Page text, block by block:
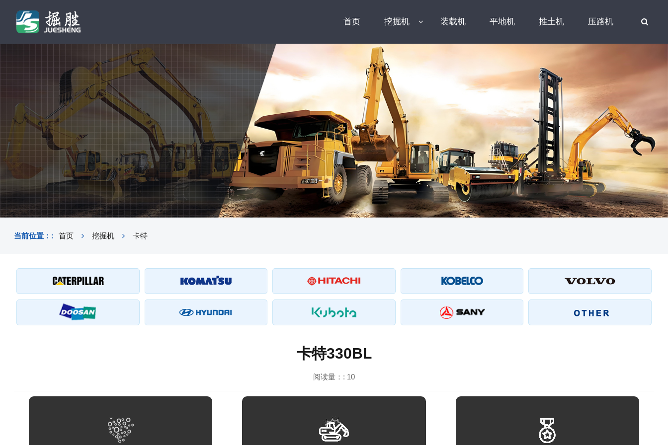
首页 挖掘机 装载机 平地机 推土机 压路机
当前位置：: 首页 挖掘机 卡特
卡特330BL
阅读量：: 10